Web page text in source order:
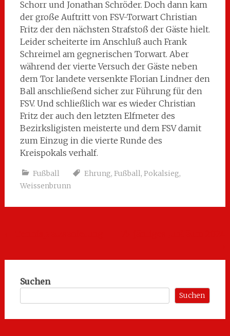
Schorr und Jonathan Schröder. Doch dann kam
der große Auftritt von FSV-Torwart Christian
Fritz der den nächsten Strafstoß der Gäste hielt.
Leider scheiterte im Anschluß auch Frank
Schreimel am gegnerischen Torwart. Aber
während der vierte Versuch der Gäste neben
dem Tor landete versenkte Florian Lindner den
Ball anschließend sicher zur Führung für den
FSV. Und schließlich war es wieder Christian
Fritz der auch den letzten Elfmeter des
Bezirksligisten meisterte und dem FSV damit
zum Einzug in die vierte Runde des
Kreispokals verhalf.
Fußball Ehrung, Fußball, Pokalsieg,
Weissenbrunn
Suchen
Suchen